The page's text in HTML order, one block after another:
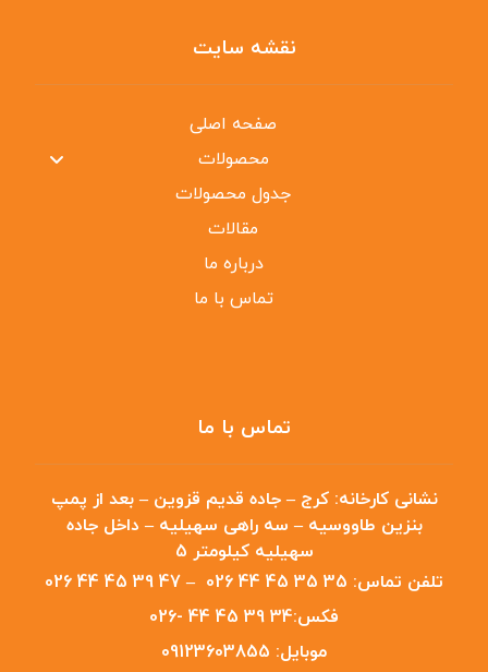
نقشه سایت
صفحه اصلی
محصولات
جدول محصولات
مقالات
درباره ما
تماس با ما
تماس با ما
نشانی کارخانه:کرج – جاده قدیم قزوین – بعد از پمپ
بنزین طاووسیه – سه راهی سهیلیه – داخل جاده
سهیلیه کیلومتر 5
تلفن تماس: 35 35 45 44 026
–
47 39 45 44 026
فکس:34 39 45 44 -026
موبایل: 09123603855